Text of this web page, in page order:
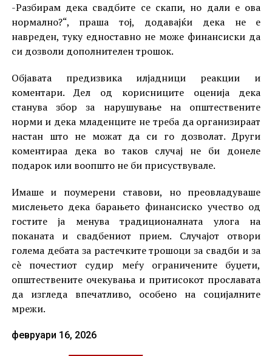
-Разбирам дека свадбите се скапи, но дали е ова
нормално?“, праша тој, додавајќи дека не е
навреден, туку едноставно не може финансиски да
си дозволи дополнителен трошок.
Објавата предизвика илјадници реакции и
коментари. Дел од корисниците оценија дека
станува збор за нарушување на општествените
норми и дека младенците не треба да организираат
настан што не можат да си го дозволат. Други
коментираа дека во таков случај не би донеле
подарок или воопшто не би присуствувале.
Имаше и поумерени ставови, но преовладуваше
мислењето дека барањето финансиско учество од
гостите ја менува традиционалната улога на
поканата и свадбениот прием. Случајот отвори
голема дебата за растечките трошоци за свадби и за
сè почестиот судир меѓу ограничените буџети,
општествените очекувања и притисокот прославата
да изгледа впечатливо, особено на социјалните
мрежи.
февруари 16, 2026